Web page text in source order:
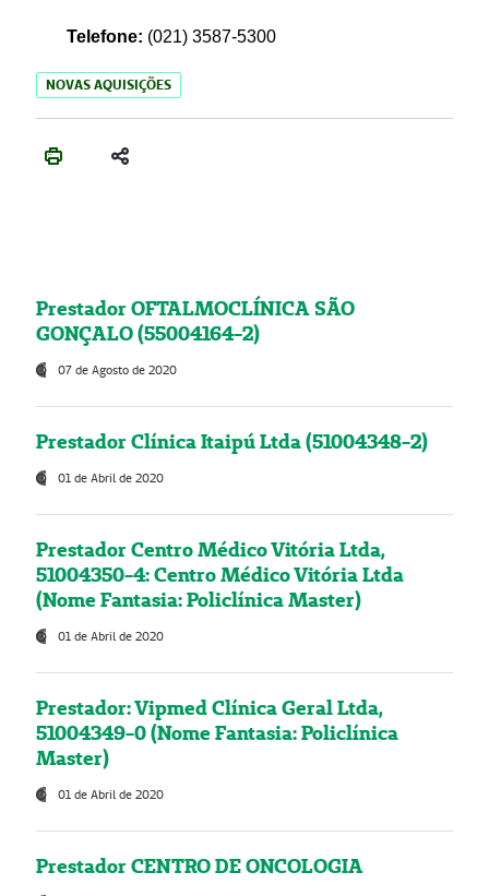
Telefone: (021) 3587-5300
NOVAS AQUISIÇÕES
Prestador OFTALMOCLÍNICA SÃO
GONÇALO (55004164-2)
07 de Agosto de 2020
Prestador Clínica Itaipú Ltda (51004348-2)
01 de Abril de 2020
Prestador Centro Médico Vitória Ltda,
51004350-4: Centro Médico Vitória Ltda
(Nome Fantasia: Policlínica Master)
01 de Abril de 2020
Prestador: Vipmed Clínica Geral Ltda,
51004349-0 (Nome Fantasia: Policlínica
Master)
01 de Abril de 2020
Prestador CENTRO DE ONCOLOGIA